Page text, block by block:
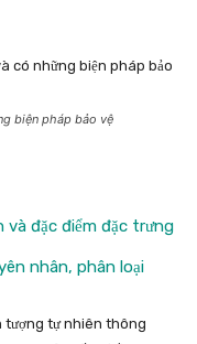
biện pháp bảo vệ
và đặc điểm đặc trưng
nhân, phân loại
tượng tự nhiên thông